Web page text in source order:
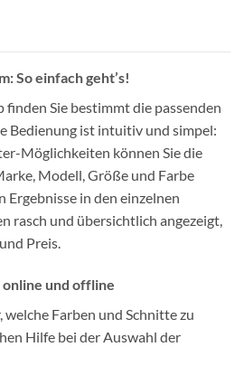
So einfach geht’s!
finden Sie bestimmt die passenden
ist intuitiv und simpel:
Möglichkeiten können Sie die
Modell, Größe und Farbe
Ergebnisse in den einzelnen
rasch und übersichtlich angezeigt,
Preis.
und offline
welche Farben und Schnitte zu
Hilfe bei der Auswahl der